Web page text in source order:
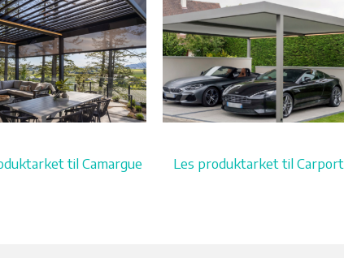
til Camargue Les produktarket til Carport